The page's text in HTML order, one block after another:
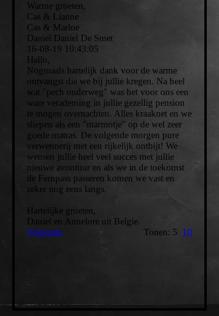
Warme groeten,
Cas & Lianne
Cas & Marloe
Daniel Daniel De Smet
16-08-19 10:43:05
Hallo,
Nogmaals hartelijk dank voor de warme
ontvangst die we bij jullie kregen. Na heel
wat "pech onderweg" was het voor ons een
ware verademing in jullie gezellig pension
te mogen overnachten. Alles kraaknet en we
sliepen als een "marmotje" op de wel zeer
goede matras. De volgende morgen pure
verwennerij met een rijkelijk ontbijt! We
wensen jullie heel veel succes met jullie
nieuwe avontuur en als we in de toekomst
de Fernpass passeren komen we vast en
zeker nog eens langs.
Hartelijke groeten,
Daniel en Annelore uit Belgie.
Volgende
Tonen: 5 10